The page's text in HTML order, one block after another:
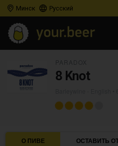
Минск Русский
8 Knot
О ПИВЕ ОСТАВИТЬ